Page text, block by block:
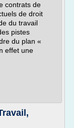
contrats de
de droit
du travail
pistes
du plan «
effet une